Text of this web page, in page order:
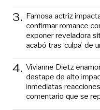
3. Famosa actriz
confirmar romance
exponer reveladora
acabó tras ‘culpa’ de
4. Vivianne Dietz
destape de alto
inmediatas
comentario que se